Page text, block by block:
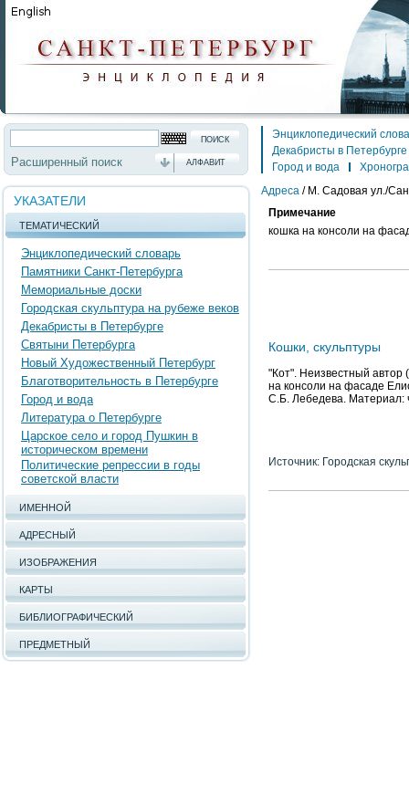
Расширенный поиск АЛФАВИТ
УКАЗАТЕЛИ
ТЕМАТИЧЕСКИЙ
Энциклопедический словарь
Памятники Санкт-Петербурга
Мемориальные доски
Городская скульптура на рубеже веков
Декабристы в Петербурге
Святыни Петербурга
Новый Художественный Петербург
Благотворительность в Петербурге
Город и вода
Литература о Петербурге
Царское село и город Пушкин в
историческом времени
Политические репрессии в годы
советской власти
ИМЕННОЙ
АДРЕСНЫЙ
ИЗОБРАЖЕНИЯ
КАРТЫ
БИБЛИОГРАФИЧЕСКИЙ
ПРЕДМЕТНЫЙ
Энциклопедический
Декабристы в Петербурге
Город и вода
Адреса / М. Садовая ул./
Примечание
кошка на консоли на
Кошки, скульптуры
"Кот". Неизвестный автор
на консоли на фасаде
С.Б. Лебедева. Материал:
Источник: Городская